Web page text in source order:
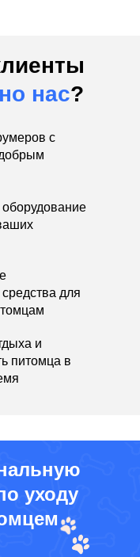
нас?
с
для
и
питомца в
уходу